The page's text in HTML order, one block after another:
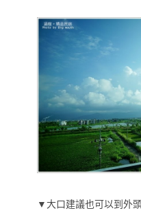
▼大口建議也可以到外